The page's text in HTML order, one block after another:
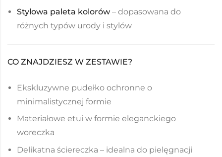
Stylowa paleta kolorów – dopasowana do
różnych typów urody i stylów
CO ZNAJDZIESZ W ZESTAWIE?
Ekskluzywne pudełko ochronne o
minimalistycznej formie
Materiałowe etui w formie eleganckiego
woreczka
Delikatna ściereczka – idealna do pielęgnacji